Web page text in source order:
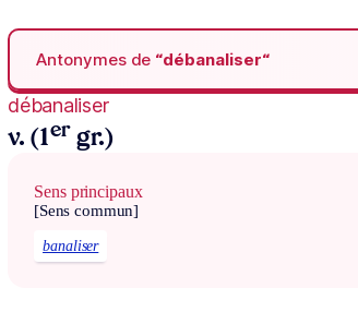
Antonymes de “débanaliser“
débanaliser
v. (1er gr.)
Sens principaux
[Sens commun]
banaliser